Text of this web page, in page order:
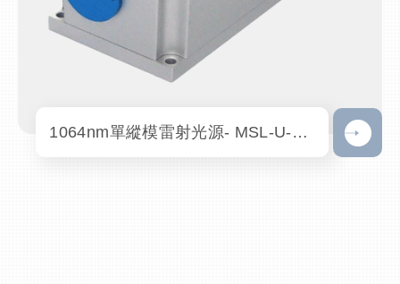
1064nm單縱模雷射光源- MSL-U-1064